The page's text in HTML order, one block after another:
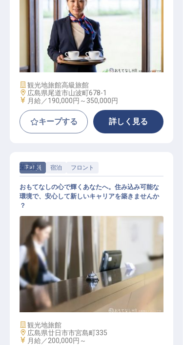
レストランサービス
施設業態
観光地旅館高級旅館
勤務地
広島県尾道市山波町678-1
給与
月給／190,000円～ 350,000円
キープする 詳しく見る
正社員 宿泊 フロント
フロントスタッフ
菊乃家
おもてなしの心で輝くあなたへ。住み込み可能な
環境で、安心して新しいキャリアを築きませんか
？
施設業態
観光地旅館
勤務地
広島県廿日市市宮島町335
給与
月給／200,000円～